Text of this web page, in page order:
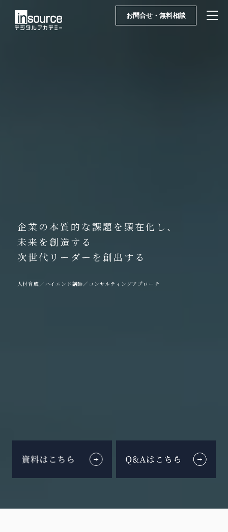
お問合せ・無料相談
企業の本質的な課題を顕在化し、
未来を創造する
次世代リーダーを創出する
人材育成／ハイエンド講師／コンサルティングアプローチ